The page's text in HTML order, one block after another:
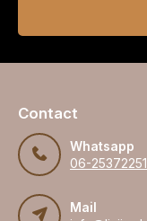
Contact
Whatsapp
06-25372251
Mail